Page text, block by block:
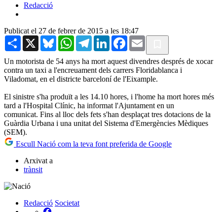
Redacció
Publicat el 27 de febrer de 2015 a les 18:47
Share X BlueskyWhatsAppTelegramLinkedInFacebook
Email
Un motorista de 54 anys ha mort aquest divendres després de xocar
contra un taxi a l'encreuament dels carrers Floridablanca i
Viladomat, en el districte barceloní de l'Eixample.
El sinistre s'ha produït a les 14.10 hores, i l'home ha mort hores més
tard a l'Hospital Clínic, ha informat l'Ajuntament en un
comunicat. Fins al lloc dels fets s'han desplaçat tres dotacions de la
Guàrdia Urbana i una unitat del Sistema d'Emergències Mèdiques
(SEM).
Escull Nació com la teva font preferida de Google
Arxivat a
trànsit
Redacció Societat